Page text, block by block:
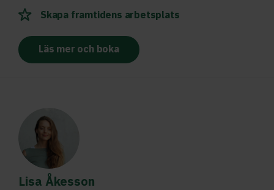
Skapa framtidens arbetsplats
Läs mer och boka
Lisa Åkesson